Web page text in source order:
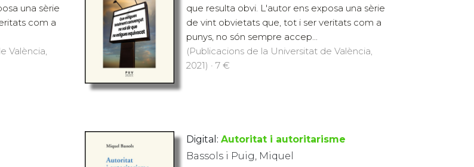
una sèrie
com a
València,
que resulta obvi. L'autor ens exposa una sèrie
de vint obvietats que, tot i ser veritats com a
punys, no són sempre accep...
(Publicacions de la Universitat de València,
2021) · 7 €
Digital: Autoritat i autoritarisme
Bassols i Puig, Miquel